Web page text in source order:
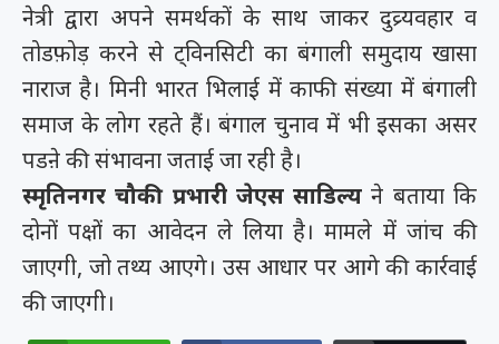
नेत्री द्वारा अपने समर्थकों के साथ जाकर दुव्र्यवहार व
तोडफ़ोड़ करने से ट्विनसिटी का बंगाली समुदाय खासा
नाराज है। मिनी भारत भिलाई में काफी संख्या में बंगाली
समाज के लोग रहते हैं। बंगाल चुनाव में भी इसका असर
पडऩे की संभावना जताई जा रही है।
स्मृतिनगर चौकी प्रभारी जेएस साडिल्य ने बताया कि
दोनों पक्षों का आवेदन ले लिया है। मामले में जांच की
जाएगी, जो तथ्य आएगे। उस आधार पर आगे की कार्रवाई
की जाएगी।